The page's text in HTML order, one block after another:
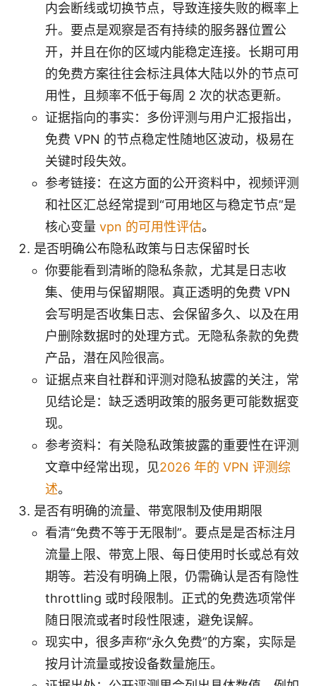
内会断线或切换节点，导致连接失败的概率上
升。要点是观察是否有持续的服务器位置公
开，并且在你的区域内能稳定连接。长期可用
的免费方案往往会标注具体大陆以外的节点可
用性，且频率不低于每周 2 次的状态更新。
证据指向的事实：多份评测与用户汇报指出，
免费 VPN 的节点稳定性随地区波动，极易在
关键时段失效。
参考链接：在这方面的公开资料中，视频评测
和社区汇总经常提到“可用地区与稳定节点”是
核心变量 vpn 的可用性评估。
是否明确公布隐私政策与日志保留时长
你要能看到清晰的隐私条款，尤其是日志收
集、使用与保留期限。真正透明的免费 VPN
会写明是否收集日志、会保留多久、以及在用
户删除数据时的处理方式。无隐私条款的免费
产品，潜在风险很高。
证据点来自社群和评测对隐私披露的关注，常
见结论是：缺乏透明政策的服务更可能数据变
现。
参考资料：有关隐私政策披露的重要性在评测
文章中经常出现，见2026 年的 VPN 评测综
述。
是否有明确的流量、带宽限制及使用期限
看清“免费不等于无限制”。要点是是否标注月
流量上限、带宽上限、每日使用时长或总有效
期等。若没有明确上限，仍需确认是否有隐性
throttling 或时段限制。正式的免费选项常伴
随日限流或者时段性限速，避免误解。
现实中，很多声称“永久免费”的方案，实际是
按月计流量或按设备数量施压。